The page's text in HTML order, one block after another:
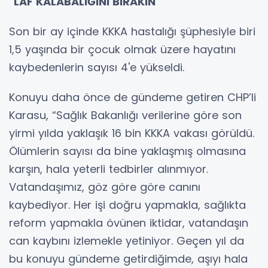
Son bir ay içinde KKKA hastalığı şüphesiyle biri
1,5 yaşında bir çocuk olmak üzere hayatını
kaybedenlerin sayısı 4'e yükseldi.
Konuyu daha önce de gündeme getiren CHP’li
Karasu, “Sağlık Bakanlığı verilerine göre son
yirmi yılda yaklaşık 16 bin KKKA vakası görüldü.
Ölümlerin sayısı da bine yaklaşmış olmasına
karşın, hala yeterli tedbirler alınmıyor.
Vatandaşımız, göz göre göre canını
kaybediyor. Her işi doğru yapmakla, sağlıkta
reform yapmakla övünen iktidar, vatandaşın
can kaybını izlemekle yetiniyor. Geçen yıl da
bu konuyu gündeme getirdiğimde, aşıyı hala